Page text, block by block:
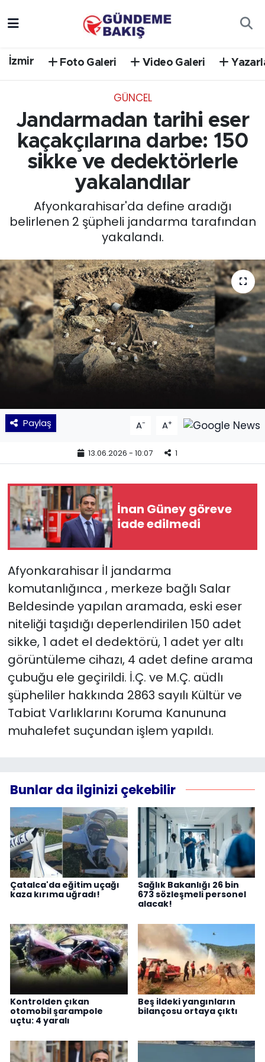
İzmir Foto Galeri Video Galeri
GÜNCEL
Jandarmadan tarihi eser
kaçakçılarına darbe: 150
sikke ve dedektörlerle
yakalandılar
Afyonkarahisar'da define aradığı
belirlenen 2 şüpheli jandarma tarafından
yakalandı.
Paylaş A- A+
13.06.2026 - 10:07 1
İnan Güney göreve
iade edilmedi
Afyonkarahisar İl jandarma
komutanlığınca , merkeze bağlı Salar
Beldesinde yapılan aramada, eski eser
niteliği taşıdığı deperlendirilen 150 adet
sikke, 1 adet el dedektörü, 1 adet yer altı
görüntüleme cihazı, 4 adet define arama
çubuğu ele geçirildi. İ.Ç. ve M.Ç. aüdlı
şüpheliler hakkında 2863 sayılı Kültür ve
Tabiat Varlıklarını Koruma Kanununa
muhalefet suçundan işlem yapıldı.
Bunlar da ilginizi çekebilir
Çatalca'da eğitim uçağı
kaza kırıma uğradı!
Sağlık Bakanlığı 26 bin
673 sözleşmeli personel
alacak!
Kontrolden çıkan
otomobil şarampole
uçtu: 4 yaralı
Beş ildeki yangınların
bilançosu ortaya çıktı
EGE
EĞİTİM
EKONOMİ
English News
GÜNCEL
KÜLTÜR SANAT
MAGAZİN
POLİTİKA
SAĞLIK
Siyaset
TEKNOLOJİ
Yaşam
YEREL POLİTİKA
Yurt
Süper Lig Puan Durumu ve Fikstür
Tüm Manşetler
Son Dakika Haberleri
Haber Arşivi